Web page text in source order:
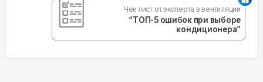
Чек лист от эксперта в вентиляции
“ТОП-5 ошибок при выборе
кондиционера”